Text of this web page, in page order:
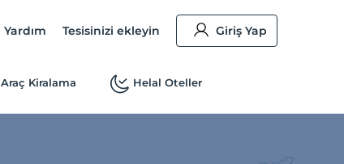
Yardım Tesisinizi ekleyin Giriş Yap
Araç Kiralama Helal Oteller